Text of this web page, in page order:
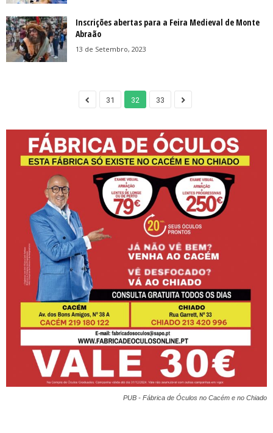
Inscrições abertas para a Feira Medieval de Monte
Abraão
13 de Setembro, 2023
31 32 33
PUB - Fábrica de Óculos no Cacém e no Chiado